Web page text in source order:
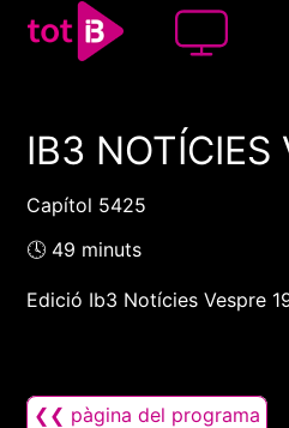
00:00 00:00
IB3 NOTÍCIES
Capítol 5425
🕓 49 minuts
Edició Ib3 Notícies Vespre
❮❮ pàgina del programa